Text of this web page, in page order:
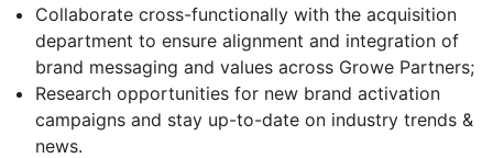
Collaborate cross-functionally with the acquisition
department to ensure alignment and integration of
brand messaging and values across Growe Partners;
Research opportunities for new brand activation
campaigns and stay up-to-date on industry trends &
news.